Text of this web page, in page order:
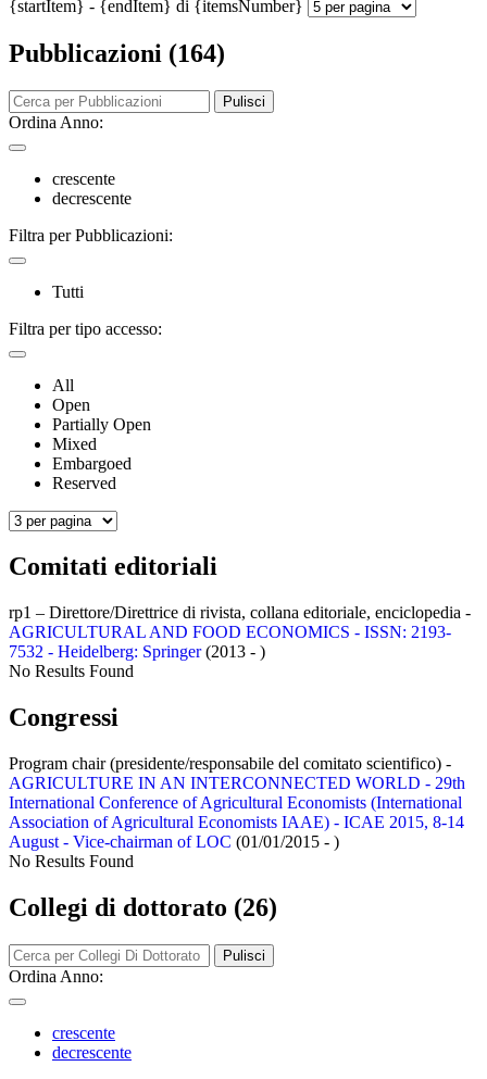
{startItem} - {endItem} di {itemsNumber}
Pubblicazioni (164)
Pulisci
Ordina Anno:
crescente
decrescente
Filtra per Pubblicazioni:
Tutti
Filtra per tipo accesso:
All
Open
Partially Open
Mixed
Embargoed
Reserved
Comitati editoriali
rp1 – Direttore/Direttrice di rivista, collana editoriale, enciclopedia -
AGRICULTURAL AND FOOD ECONOMICS - ISSN: 2193-
7532 - Heidelberg: Springer(2013 - )
No Results Found
Congressi
Program chair (presidente/responsabile del comitato scientifico) -
AGRICULTURE IN AN INTERCONNECTED WORLD - 29th
International Conference of Agricultural Economists (International
Association of Agricultural Economists IAAE) - ICAE 2015, 8-14
August - Vice-chairman of LOC (01/01/2015 - )
No Results Found
Collegi di dottorato (26)
Pulisci
Ordina Anno:
crescente
decrescente